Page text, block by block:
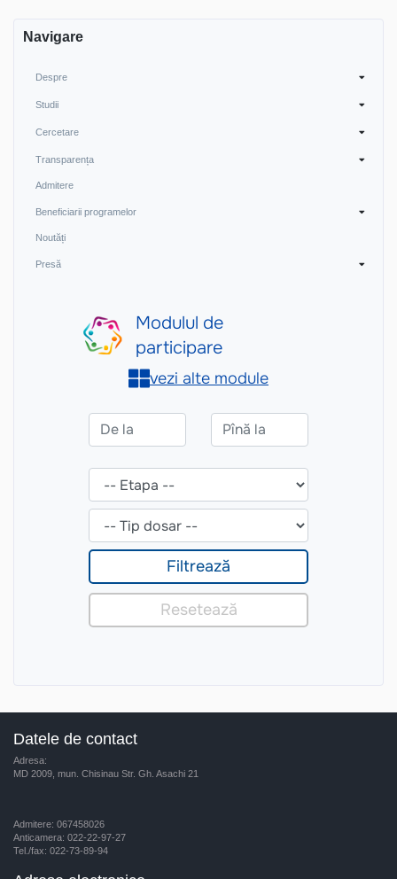
Navigare
Despre
Studii
Cercetare
Transparența
Admitere
Beneficiarii programelor
Noutăți
Presă
Datele de contact
Adresa:
MD 2009, mun. Chisinau Str. Gh. Asachi 21
Admitere: 067458026
Anticamera: 022-22-97-27
Tel./fax: 022-73-89-94